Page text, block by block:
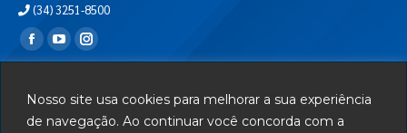
Nosso site usa cookies para melhorar a sua experiência
de navegação. Ao continuar você concorda com a
(34) 3251-8500
Encontre-nos em:
Departamento de T.I.